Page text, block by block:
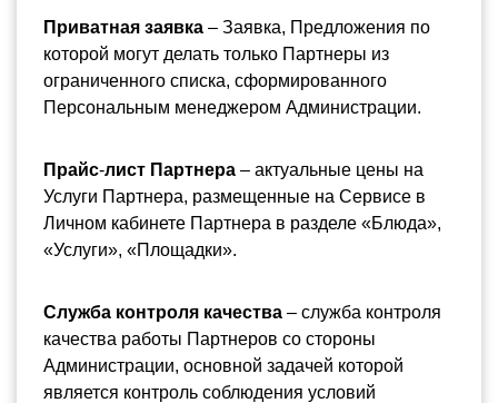
Приватная заявка – Заявка, Предложения по
которой могут делать только Партнеры из
ограниченного списка, сформированного
Персональным менеджером Администрации.
Прайс-лист Партнера – актуальные цены на
Услуги Партнера, размещенные на Сервисе в
Личном кабинете Партнера в разделе «Блюда»,
«Услуги», «Площадки».
Служба контроля качества – служба контроля
качества работы Партнеров со стороны
Администрации, основной задачей которой
является контроль соблюдения условий